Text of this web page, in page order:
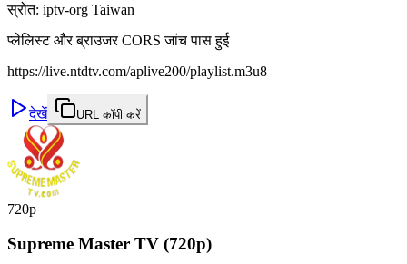
स्रोत: iptv-org Taiwan
प्लेलिस्ट और ब्राउजर CORS जांच पास हुई
https://live.ntdtv.com/aplive200/playlist.m3u8
देखें URL कॉपी करें
720p
Supreme Master TV (720p)